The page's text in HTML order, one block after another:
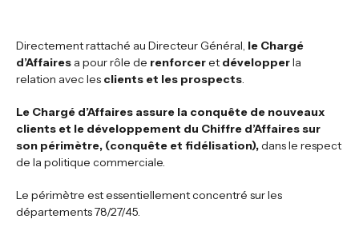
Directement rattaché au Directeur Général, le Chargé
d’Affaires a pour rôle de renforceret développerla
relation avec les clients et les prospects.
Le Chargé d’Affaires assure la conquête de nouveaux
clients et le développement du Chiffre d’Affaires sur
son périmètre, (conquête et fidélisation),dans le respect
de la politique commerciale.
Le périmètre est essentiellement concentré sur les
départements 78/27/45.